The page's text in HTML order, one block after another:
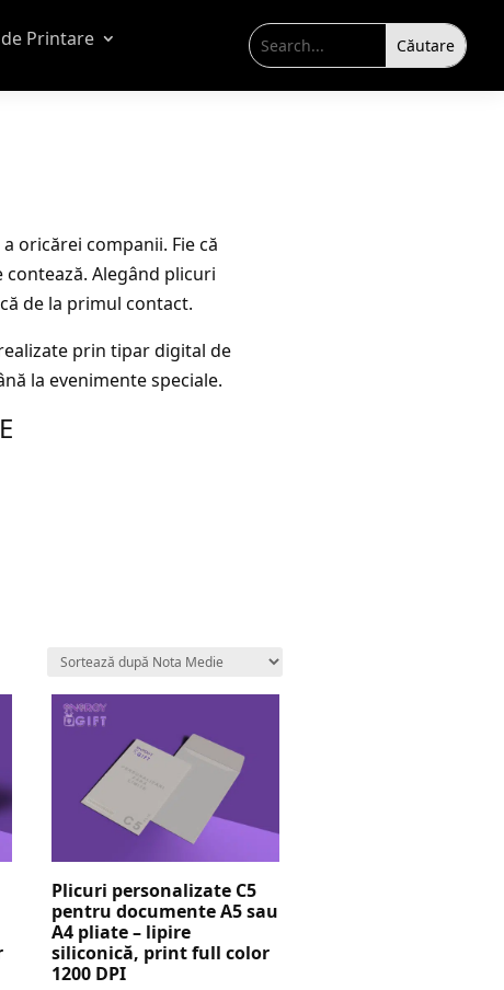
Printare
oricărei companii. Fie că
Alegând plicuri
de la primul contact.
prin tipar digital de
la evenimente speciale.
Plicuri personalizate C5
pentru documente A5 sau
A4 pliate – lipire
siliconică, print full color
1200 DPI